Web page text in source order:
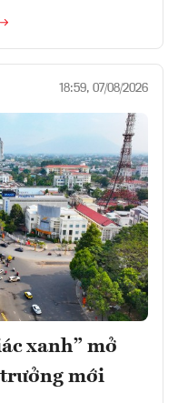
18:59, 07/08/2026
xanh” mở
mới